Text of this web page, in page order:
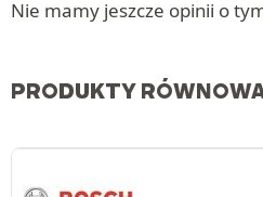
Nie mamy jeszcze opinii o
PRODUKTY